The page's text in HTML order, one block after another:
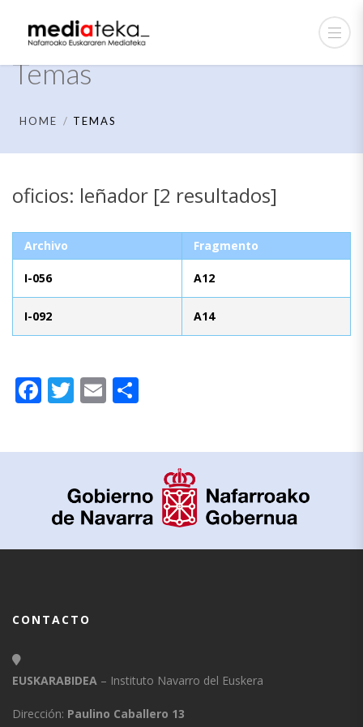
Temas
HOME TEMAS
oficios: leñador [2 resultados]
Archivo Fragmento
I-056 A12
I-092 A14
Facebook
Twitter
Email
CONTACTO
EUSKARABIDEA – Instituto Navarro del Euskera
Dirección: Paulino Caballero 13